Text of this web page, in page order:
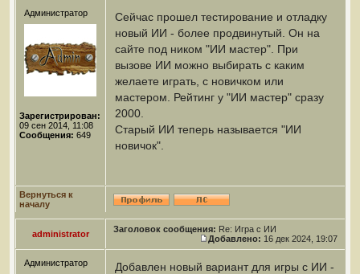
Администратор
Зарегистрирован:
09 сен 2014, 11:08
Сообщения: 649
Сейчас прошел тестирование и отладку
новый ИИ - более продвинутый. Он на
сайте под ником "ИИ мастер". При
вызове ИИ можно выбирать с каким
желаете играть, с новичком или
мастером. Рейтинг у "ИИ мастер" сразу
2000.
Старый ИИ теперь называется "ИИ
новичок".
Вернуться к
началу
administrator Заголовок сообщения: Re: Игра с ИИ
Добавлено: 16 дек 2024, 19:07
Администратор
Добавлен новый вариант для игры с ИИ -